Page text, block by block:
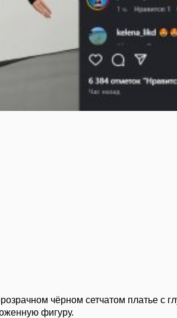
чёрном сетчатом платье с
фигуру.